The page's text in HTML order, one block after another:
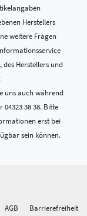
Herstellers
weitere Fragen
des Herstellers und
uns auch während
38 38. Bitte
erst bei
sein können.
AGB Barrierefreiheit